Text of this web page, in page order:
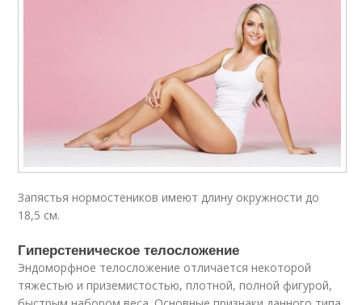
Запястья нормостеников имеют длину окружности до
18,5 см.
Гиперстеническое телосложение
Эндоморфное телосложение отличается некоторой
тяжестью и приземистостью, плотной, полной фигурой,